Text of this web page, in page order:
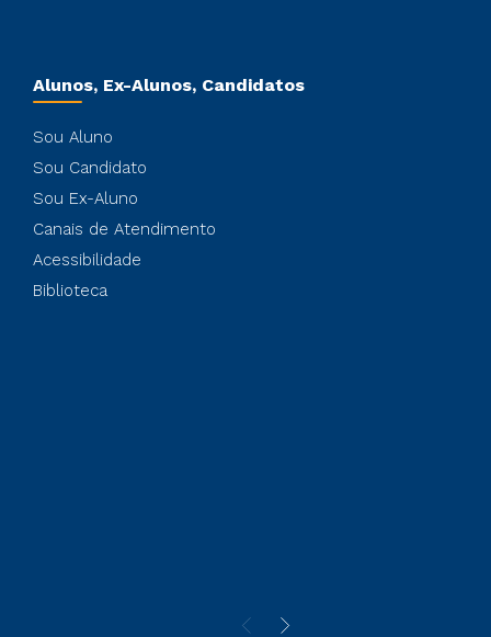
Alunos, Ex-Alunos, Candidatos
Sou Aluno
Sou Candidato
Sou Ex-Aluno
Canais de Atendimento
Acessibilidade
Biblioteca